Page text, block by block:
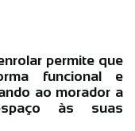
permite que
funcional e
ao morador a
às suas